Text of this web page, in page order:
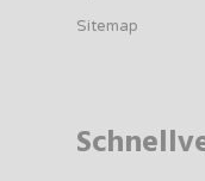
Sitemap